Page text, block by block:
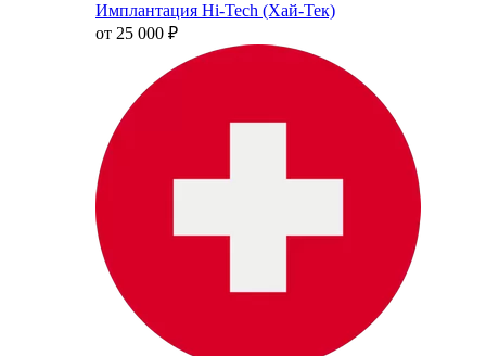
Имплантация Hi-Tech (Хай-Тек)
от 25 000 ₽